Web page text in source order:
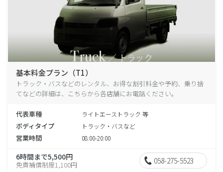
基本料金プラン（T1）
トラック・バスなどのレンタル、お得な割引料金や予約、乗り捨
てなどの詳細は、こちらから各店舗にお電話ください。
代表車種 ライトエーストラック 等
ボディタイプ トラック・バスなど
営業時間 08:00-20:00
6時間まで5,500円
免責補償制度1,100円 058-275-5523